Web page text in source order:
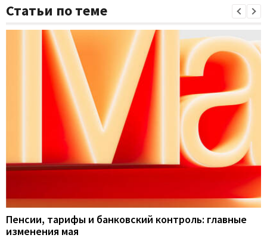
Статьи по теме
Пенсии, тарифы и банковский контроль: главные
изменения мая